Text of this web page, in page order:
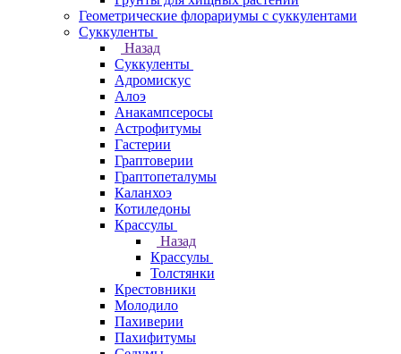
Геометрические флорариумы с суккулентами
Суккуленты
Назад
Суккуленты
Адромискус
Алоэ
Анакампсеросы
Астрофитумы
Гастерии
Граптоверии
Граптопеталумы
Каланхоэ
Котиледоны
Крассулы
Назад
Крассулы
Толстянки
Крестовники
Молодило
Пахиверии
Пахифитумы